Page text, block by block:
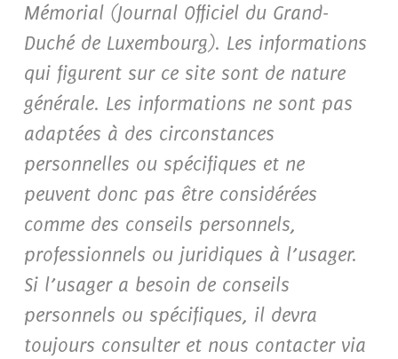
Mémorial (Journal Officiel du Grand-
Duché de Luxembourg). Les informations
qui figurent sur ce site sont de nature
générale. Les informations ne sont pas
adaptées à des circonstances
personnelles ou spécifiques et ne
peuvent donc pas être considérées
comme des conseils personnels,
professionnels ou juridiques à l’usager.
Si l’usager a besoin de conseils
personnels ou spécifiques, il devra
toujours consulter et nous contacter via